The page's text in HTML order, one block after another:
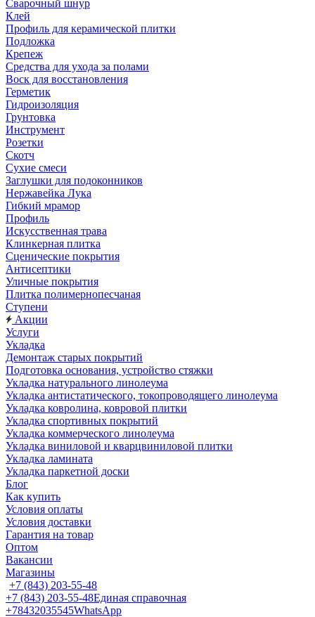
Сварочный шнур
Клей
Профиль для керамической плитки
Подложка
Крепеж
Средства для ухода за полами
Воск для восстановления
Герметик
Гидроизоляция
Грунтовка
Инструмент
Розетки
Скотч
Сухие смеси
Заглушки для подоконников
Нержавейка Лука
Гибкий мрамор
Профиль
Искусственная трава
Клинкерная плитка
Сценические покрытия
Антисептики
Уличные покрытия
Плитка полимернопесчаная
Ступени
Акции
Услуги
Укладка
Демонтаж старых покрытий
Подготовка основания, устройство стяжки
Укладка натурального линолеума
Укладка антистатического, токопроводящего линолеума
Укладка ковролина, ковровой плитки
Укладка спортивных покрытий
Укладка коммерческого линолеума
Укладка виниловой и кварцвиниловой плитки
Укладка ламината
Укладка паркетной доски
Блог
Как купить
Условия оплаты
Условия доставки
Гарантия на товар
Оптом
Вакансии
Магазины
+7 (843) 203-55-48
+7 (843) 203-55-48Единая справочная
+78432035545WhatsApp